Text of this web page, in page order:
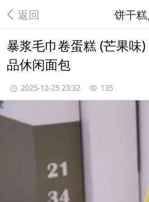
返回 饼干糕
暴浆毛巾卷蛋糕 (芒果味
品休闲面包
2025-12-25 23:32 135